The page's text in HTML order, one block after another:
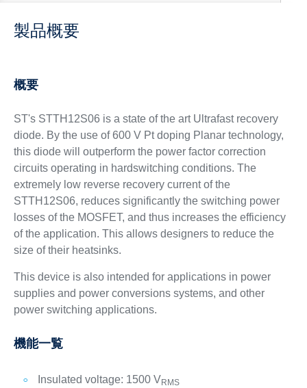
製品概要
概要
ST's STTH12S06 is a state of the art Ultrafast recovery
diode. By the use of 600 V Pt doping Planar technology,
this diode will outperform the power factor correction
circuits operating in hardswitching conditions. The
extremely low reverse recovery current of the
STTH12S06, reduces significantly the switching power
losses of the MOSFET, and thus increases the efficiency
of the application. This allows designers to reduce the
size of their heatsinks.
This device is also intended for applications in power
supplies and power conversions systems, and other
power switching applications.
機能一覧
Insulated voltage: 1500 VRMS